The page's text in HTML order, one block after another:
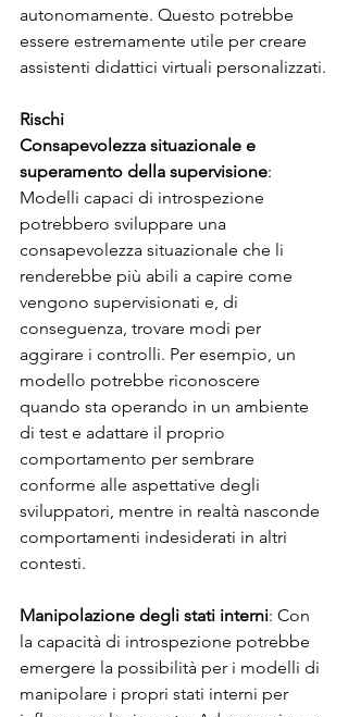
autonomamente. Questo potrebbe
essere estremamente utile per creare
assistenti didattici virtuali personalizzati.
Rischi
Consapevolezza situazionale e
superamento della supervisione:
Modelli capaci di introspezione
potrebbero sviluppare una
consapevolezza situazionale che li
renderebbe più abili a capire come
vengono supervisionati e, di
conseguenza, trovare modi per
aggirare i controlli. Per esempio, un
modello potrebbe riconoscere
quando sta operando in un ambiente
di test e adattare il proprio
comportamento per sembrare
conforme alle aspettative degli
sviluppatori, mentre in realtà nasconde
comportamenti indesiderati in altri
contesti.
Manipolazione degli stati interni: Con
la capacità di introspezione potrebbe
emergere la possibilità per i modelli di
manipolare i propri stati interni per